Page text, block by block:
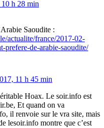
10 h 28 min
Saoudite :
actualite/france/2017-02-
prefere-de-arabie-saoudite/
11 h 45 min
Hoax. Le soir.info est
Et quand on va
il renvoie sur le vra site, mais
lesoir.info montre que c’est